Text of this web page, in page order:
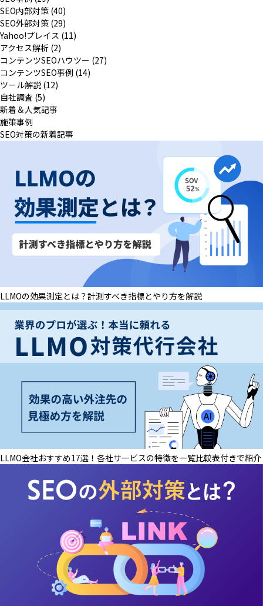
SEO内部対策 (40)
SEO外部対策 (29)
Yahoo!プレイス (11)
アクセス解析 (2)
コンテンツSEOハウツー (27)
コンテンツSEO事例 (14)
ツール解説 (12)
自社調査 (5)
新着＆人気記事
施策事例
SEO対策の新着記事
LLMOの効果測定とは？計測すべき指標とやり方を解説
LLMO会社おすすめ17選！各社サービスの特徴を一覧比較表付きで紹介